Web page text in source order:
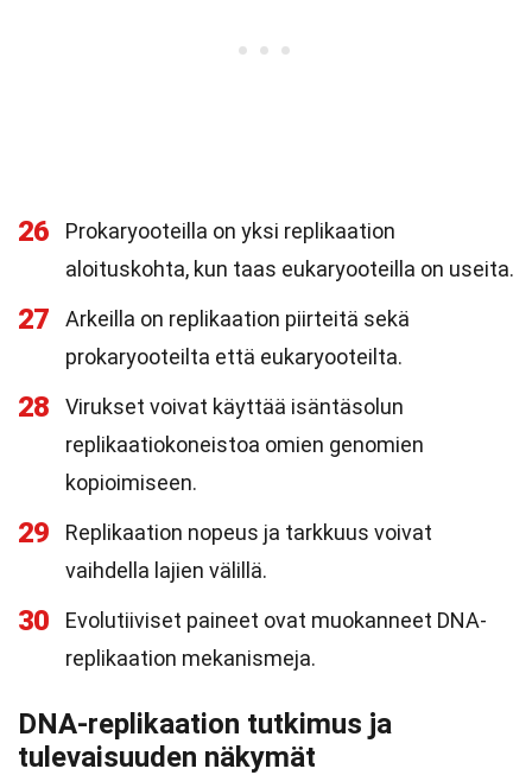
26
Prokaryooteilla on yksi replikaation
aloituskohta, kun taas eukaryooteilla on useita.
27
Arkeilla on replikaation piirteitä sekä
prokaryooteilta että eukaryooteilta.
28
Virukset voivat käyttää isäntäsolun
replikaatiokoneistoa omien genomien
kopioimiseen.
29
Replikaation nopeus ja tarkkuus voivat
vaihdella lajien välillä.
30
Evolutiiviset paineet ovat muokanneet DNA-
replikaation mekanismeja.
DNA-replikaation tutkimus ja
tulevaisuuden näkymät